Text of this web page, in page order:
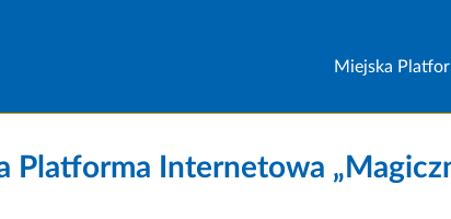
Miejska
Platforma Internetowa